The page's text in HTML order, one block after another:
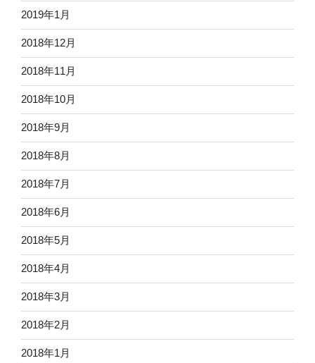
2019年1月
2018年12月
2018年11月
2018年10月
2018年9月
2018年8月
2018年7月
2018年6月
2018年5月
2018年4月
2018年3月
2018年2月
2018年1月